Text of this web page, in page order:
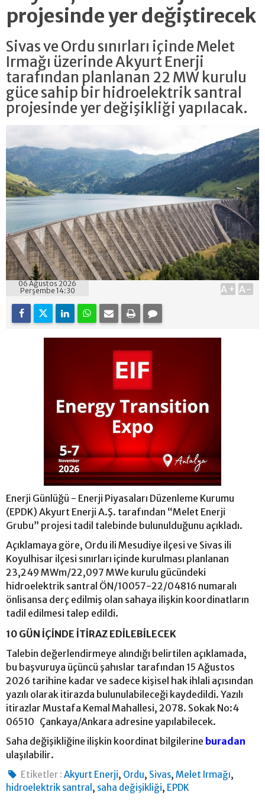
projesinde yer değiştirecek
Sivas ve Ordu sınırları içinde Melet
Irmağı üzerinde Akyurt Enerji
tarafından planlanan 22 MW kurulu
güce sahip bir hidroelektrik santral
projesinde yer değişikliği yapılacak.
06 Ağustos 2026
Perşembe 14:30
A+ A-
Enerji Günlüğü - Enerji Piyasaları Düzenleme Kurumu
(EPDK) Akyurt Enerji A.Ş. tarafından “Melet Enerji
Grubu” projesi tadil talebinde bulunulduğunu açıkladı.
Açıklamaya göre, Ordu ili Mesudiye ilçesi ve Sivas ili
Koyulhisar ilçesi sınırları içinde kurulması planlanan
23,249 MWm/22,097 MWe kurulu gücündeki
hidroelektrik santral ÖN/10057-22/04816 numaralı
önlisansa derç edilmiş olan sahaya ilişkin koordinatların
tadil edilmesi talep edildi.
10 GÜN İÇİNDE İTİRAZ EDİLEBİLECEK
Talebin değerlendirmeye alındığı belirtilen açıklamada,
bu başvuruya üçüncü şahıslar tarafından 15 Ağustos
2026 tarihine kadar ve sadece kişisel hak ihlali açısından
yazılı olarak itirazda bulunulabileceği kaydedildi. Yazılı
itirazlar Mustafa Kemal Mahallesi, 2078. Sokak No:4
06510 Çankaya/Ankara adresine yapılabilecek.
Saha değişikliğine ilişkin koordinat bilgilerine buradan
ulaşılabilir.
Etiketler : Akyurt Enerji, Ordu, Sivas,Melet Irmağı,
hidroelektrik santral , saha değişikliği, EPDK